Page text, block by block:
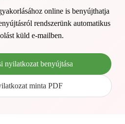
online is benyújthatja
rendszerünk automatikus
küld e-mailben.
nyilatkozat benyújtása
minta PDF